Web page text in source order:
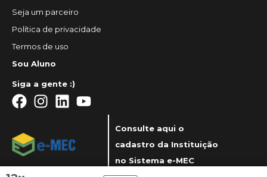
Seja um parceiro
Política de privacidade
Termos de uso
Sou Aluno
Siga a gente :)
Consulte aqui o
cadastro da Instituição
no Sistema e-MEC